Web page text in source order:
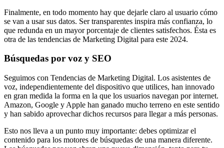
Finalmente, en todo momento hay que dejarle claro al usuario cómo
se van a usar sus datos. Ser transparentes inspira más confianza, lo
que redunda en un mayor porcentaje de clientes satisfechos. Ésta es
otra de las tendencias de Marketing Digital para este 2024.
Búsquedas por voz y SEO
Seguimos con Tendencias de Marketing Digital. Los asistentes de
voz, independientemente del dispositivo que utilices, han innovado
en gran medida la forma en la que los usuarios navegan por internet.
Amazon, Google y Apple han ganado mucho terreno en este sentido
y han sabido aprovechar dichos recursos para llegar a más personas.
Esto nos lleva a un punto muy importante: debes optimizar el
contenido para los motores de búsquedas de una manera diferente.